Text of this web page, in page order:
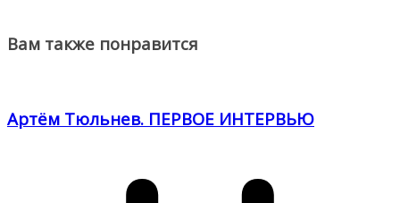
Вам также понравится
Артём Тюльнев. ПЕРВОЕ ИНТЕРВЬЮ